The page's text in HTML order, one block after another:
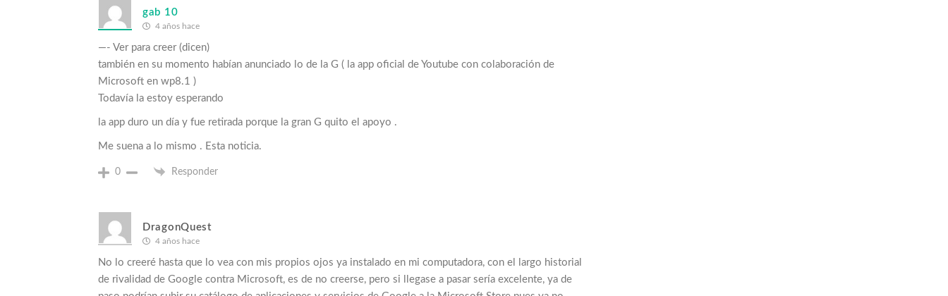
gab 10
4 años hace
—- Ver para creer (dicen)
también en su momento habían anunciado lo de la G ( la app oficial de Youtube con colaboración de
Microsoft en wp8.1 )
Todavía la estoy esperando
la app duro un día y fue retirada porque la gran G quito el apoyo .
Me suena a lo mismo . Esta noticia.
0 Responder
DragonQuest
4 años hace
No lo creeré hasta que lo vea con mis propios ojos ya instalado en mi computadora, con el largo historial
de rivalidad de Google contra Microsoft, es de no creerse, pero si llegase a pasar sería excelente, ya de